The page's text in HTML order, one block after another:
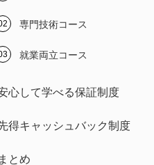
専門技術コース
就業両立コース
心して学べる保証制度
得キャッシュバック制度
まとめ